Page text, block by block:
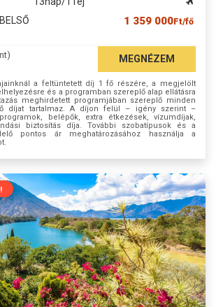
1 359 000Ft/fő
MEGNÉZEM
a feltüntetett díj 1 fő részére, a megjelölt
és a programban szereplő alap ellátásra
meghirdetett programjában szereplő minden
díjat tartalmaz. A díjon felül – igény szerint –
belépők, extra étkezések, vízumdíjak,
biztosítás díja. További szobatípusok és a
pontos ár meghatározásához használja a